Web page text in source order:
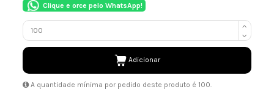
Clique e orce pelo WhatsApp!
Adicionar
A quantidade mínima por pedido deste produto é 100.